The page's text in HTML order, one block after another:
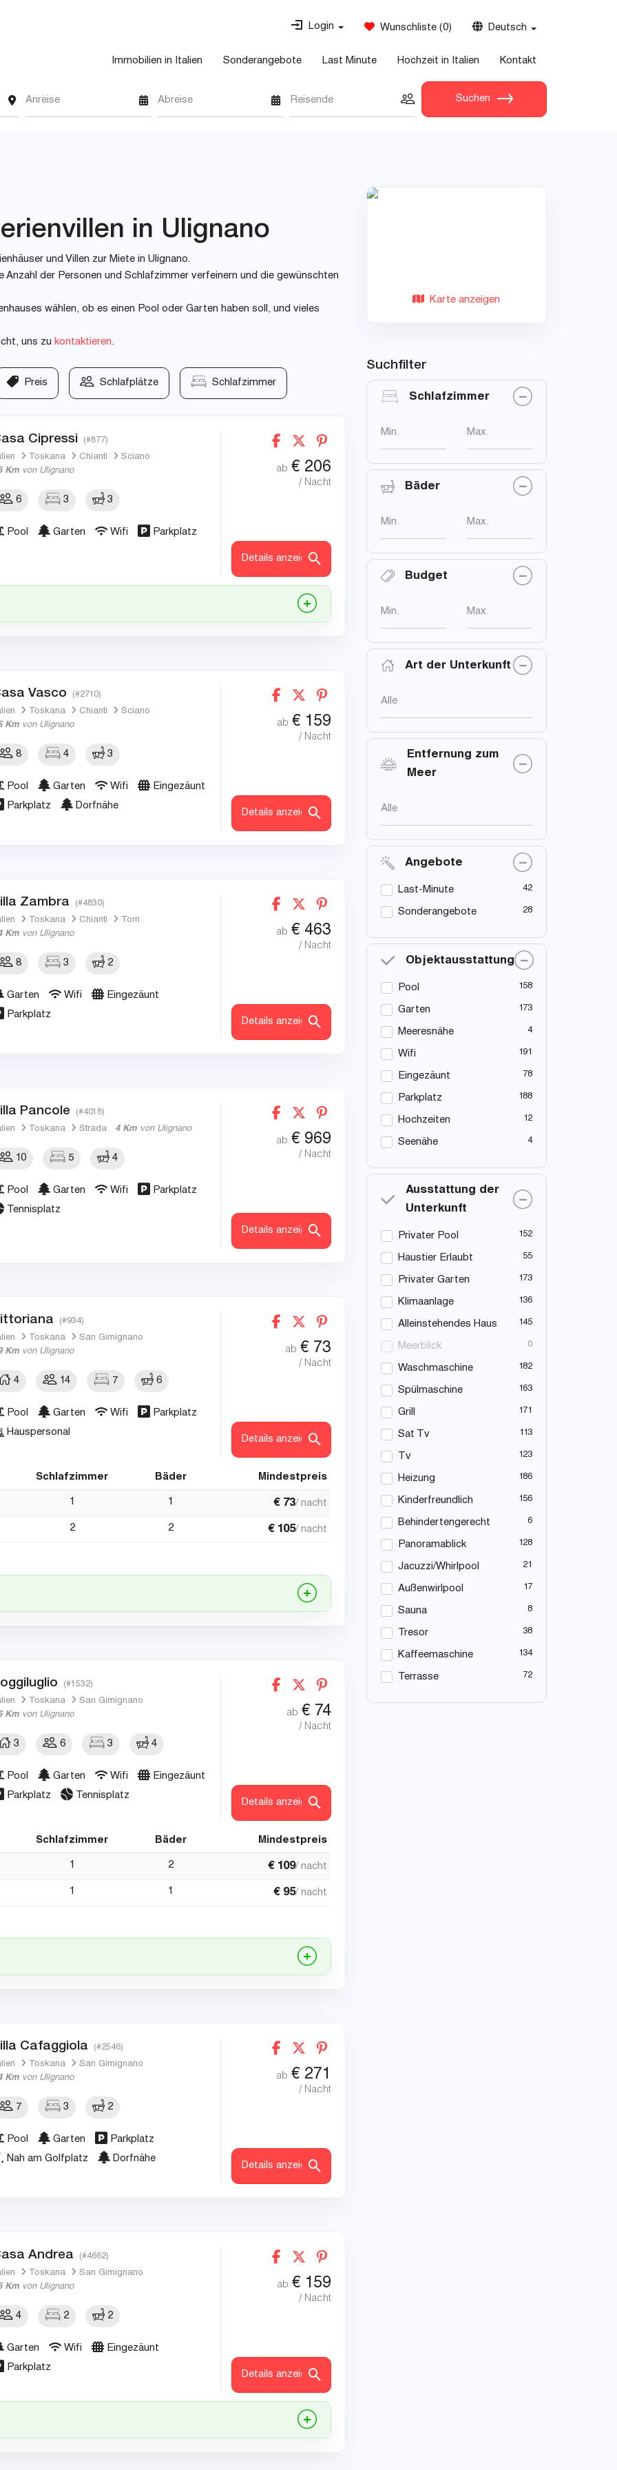
Login Wunschliste (0) Deutsch
Immobilien in Italien Sonderangebote Last Minute Hochzeit in Italien Kontakt
Anreise Abreise Reisende Suchen
in Ulignano
und Villen zur Miete in Ulignano.
der Personen und Schlafzimmer verfeinern und die gewünschten
wählen, ob es einen Pool oder Garten haben soll, und vieles
uns zu kontaktieren.
Preis Schlafplätze Schlafzimmer
Cipressi (#877)
Toskana Chianti
Sciano
Km von Ulignano
6 3 3
Pool Garten Wifi Parkplatz
ab € 206
/ Nacht
Details anzeigen
Vasco (#2710)
Toskana Chianti
Sciano
Km von Ulignano
8 4 3
Pool Garten Wifi
Eingezäunt
Parkplatz
Dorfnähe
ab € 159
/ Nacht
Details anzeigen
Zambra (#4830)
Toskana Chianti
Torri
Km von Ulignano
8 3 2
Garten Wifi
Eingezäunt
Parkplatz
ab € 463
/ Nacht
Details anzeigen
Pancole (#4018)
Toskana Strada 4 Km von Ulignano
10 5 4
Pool Garten Wifi
Parkplatz
Tennisplatz
ab € 969
/ Nacht
Details anzeigen
(#934)
Toskana
San Gimignano
Km von Ulignano
4 14 7 6
Pool Garten Wifi
Parkplatz
Hauspersonal
ab € 73
/ Nacht
Details anzeigen
Schlafzimmer Bäder Mindestpreis
1 1 €73/ nacht
2 2 €105/ nacht
(#1532)
Toskana
San Gimignano
Km von Ulignano
3 6 3 4
Pool Garten Wifi
Eingezäunt
Parkplatz
Tennisplatz
ab € 74
/ Nacht
Details anzeigen
Schlafzimmer Bäder Mindestpreis
1 2 €109/ nacht
1 1 €95/ nacht
Cafaggiola (#2546)
Toskana
San Gimignano
Km von Ulignano
7 3 2
Pool Garten
Parkplatz
Nah am Golfplatz
Dorfnähe
ab € 271
/ Nacht
Details anzeigen
Andrea (#4662)
Toskana
San Gimignano
Km von Ulignano
4 2 2
Garten Wifi
Eingezäunt
Parkplatz
ab € 159
/ Nacht
Details anzeigen
Karte anzeigen
Suchfilter
Schlafzimmer
Min. Max.
Bäder
Min. Max.
Budget
Min. Max.
Art der Unterkunft
Alle
Entfernung zum
Meer
Alle
Angebote
Last-Minute 42
Sonderangebote 28
Objektausstattung
Pool 158
Garten 173
Meeresnähe 4
Wifi 191
Eingezäunt 78
Parkplatz 188
Hochzeiten 12
Seenähe 4
Ausstattung der
Unterkunft
Privater Pool 152
Haustier Erlaubt 55
Privater Garten 173
Klimaanlage 136
Alleinstehendes Haus 145
Meerblick 0
Waschmaschine 182
Spülmaschine 163
Grill 171
Sat Tv 113
Tv 123
Heizung 186
Kinderfreundlich 156
Behindertengerecht 6
Panoramablick 128
Jacuzzi/Whirlpool 21
Außenwirlpool 17
Sauna 8
Tresor 38
Kaffeemaschine 134
Terrasse 72